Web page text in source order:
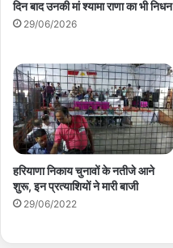
दिन बाद उनकी मां श्यामा राणा का भी निधन
29/06/2026
हरियाणा निकाय चुनावों के नतीजे आने
शुरू, इन प्रत्याशियों ने मारी बाजी
29/06/2022